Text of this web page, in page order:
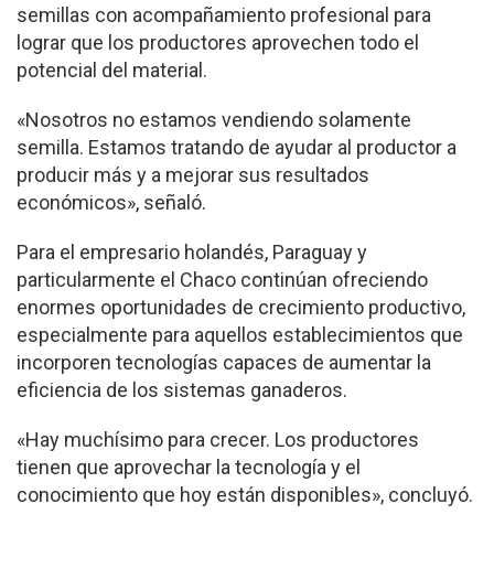
semillas con acompañamiento profesional para
lograr que los productores aprovechen todo el
potencial del material.
«Nosotros no estamos vendiendo solamente
semilla. Estamos tratando de ayudar al productor a
producir más y a mejorar sus resultados
económicos», señaló.
Para el empresario holandés, Paraguay y
particularmente el Chaco continúan ofreciendo
enormes oportunidades de crecimiento productivo,
especialmente para aquellos establecimientos que
incorporen tecnologías capaces de aumentar la
eficiencia de los sistemas ganaderos.
«Hay muchísimo para crecer. Los productores
tienen que aprovechar la tecnología y el
conocimiento que hoy están disponibles», concluyó.